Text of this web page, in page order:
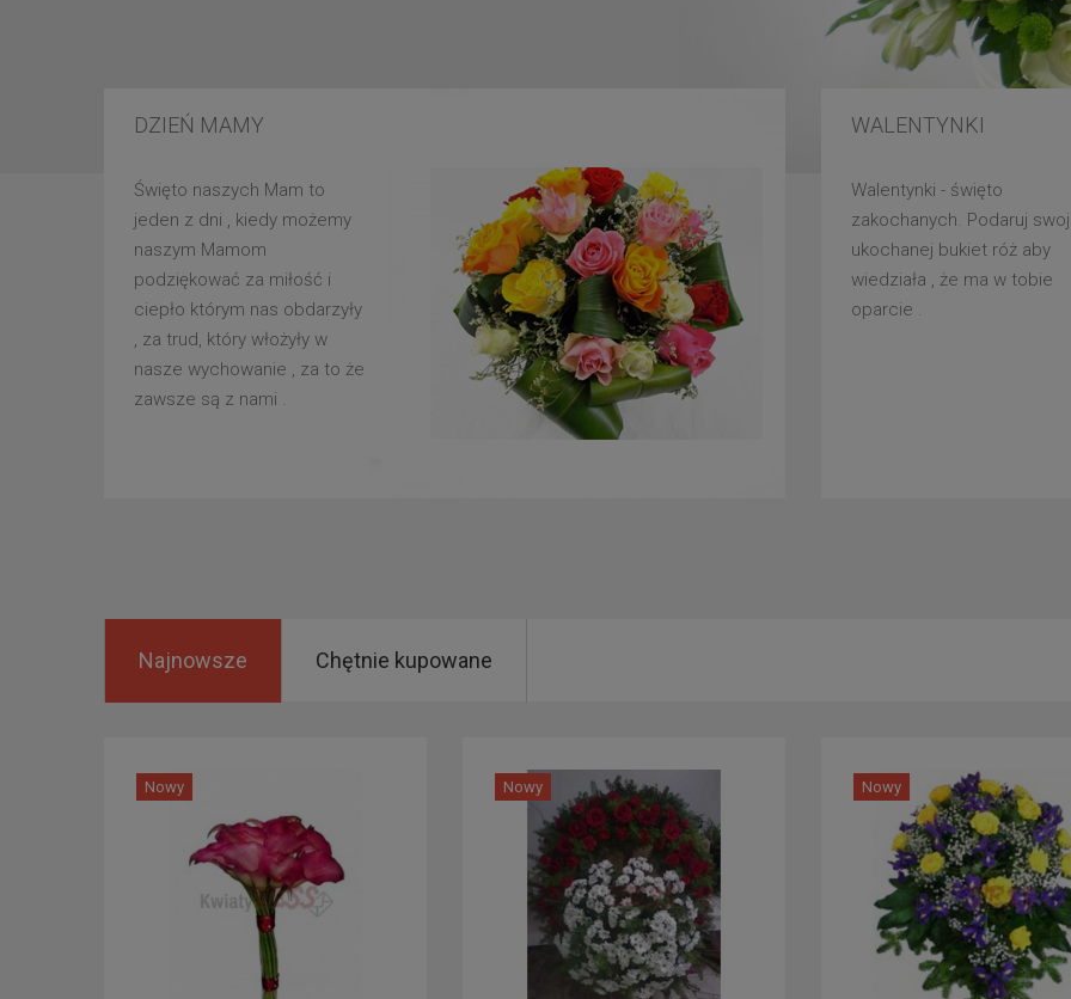
DZIEŃ MAMY
Święto naszych Mam to
jeden z dni , kiedy możemy
naszym Mamom
podziękować za miłość i
ciepło którym nas obdarzyły
, za trud, który włożyły w
nasze wychowanie , za to że
zawsze są z nami .
WALENTYNKI
Walentynki - święto
zakochanych. Podaruj
ukochanej bukiet róż aby
wiedziała , że ma w tobie
oparcie .
Najnowsze Chętnie kupowane
Nowy Nowy Nowy